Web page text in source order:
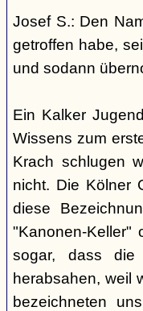
Josef S.: Den
getroffen habe,
und sodann
Ein Kalker
Wissens zum
Krach schlugen
nicht. Die Kölner
diese
"Kanonen-Keller"
sogar, dass die
herabsahen, weil
bezeichneten